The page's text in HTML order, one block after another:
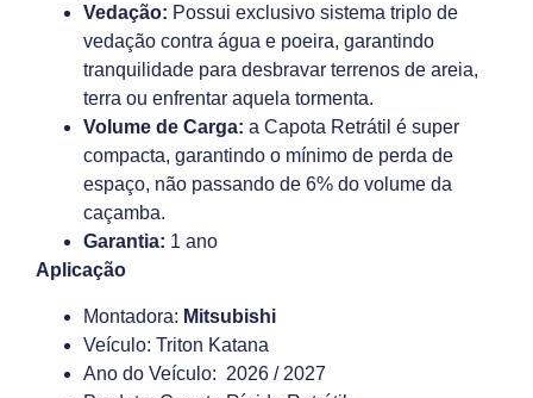
Vedação: Possui exclusivo sistema triplo de
vedação contra água e poeira, garantindo
tranquilidade para desbravar terrenos de areia,
terra ou enfrentar aquela tormenta.
Volume de Carga: a Capota Retrátil é super
compacta, garantindo o mínimo de perda de
espaço, não passando de 6% do volume da
caçamba.
Garantia: 1 ano
Aplicação
Montadora: Mitsubishi
Veículo: Triton Katana
Ano do Veículo: 2026 / 2027